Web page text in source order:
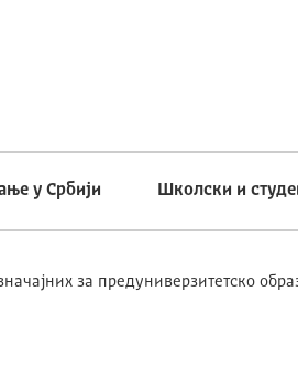
у Србији Школски и
за предуниверзитетско